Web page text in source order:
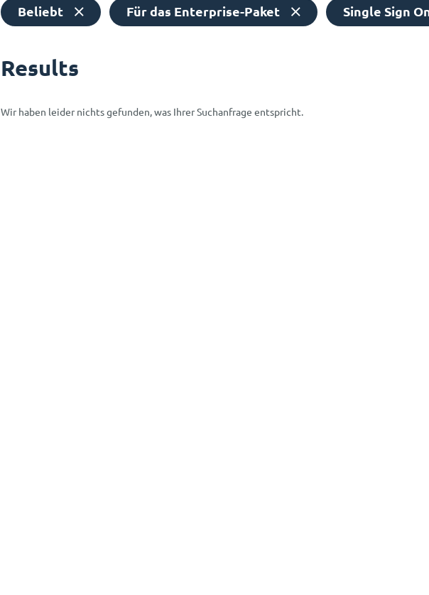
Beliebt Für das Enterprise-Paket Single Sign
Results
Wir haben leider nichts gefunden, was Ihrer Suchanfrage entspricht.